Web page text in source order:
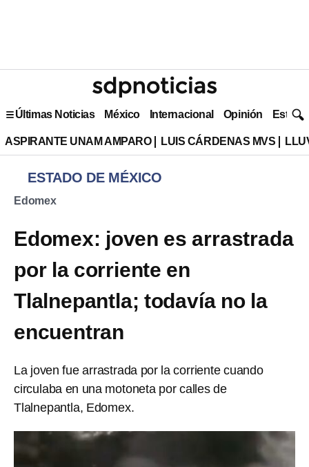
Últimas Noticias México Internacional Opinión Estilo
ASPIRANTE UNAM AMPARO LUIS CÁRDENAS MVS
ESTADO DE MÉXICO
Edomex
Edomex: joven es arrastrada
por la corriente en
Tlalnepantla; todavía no la
encuentran
La joven fue arrastrada por la corriente cuando
circulaba en una motoneta por calles de
Tlalnepantla, Edomex.